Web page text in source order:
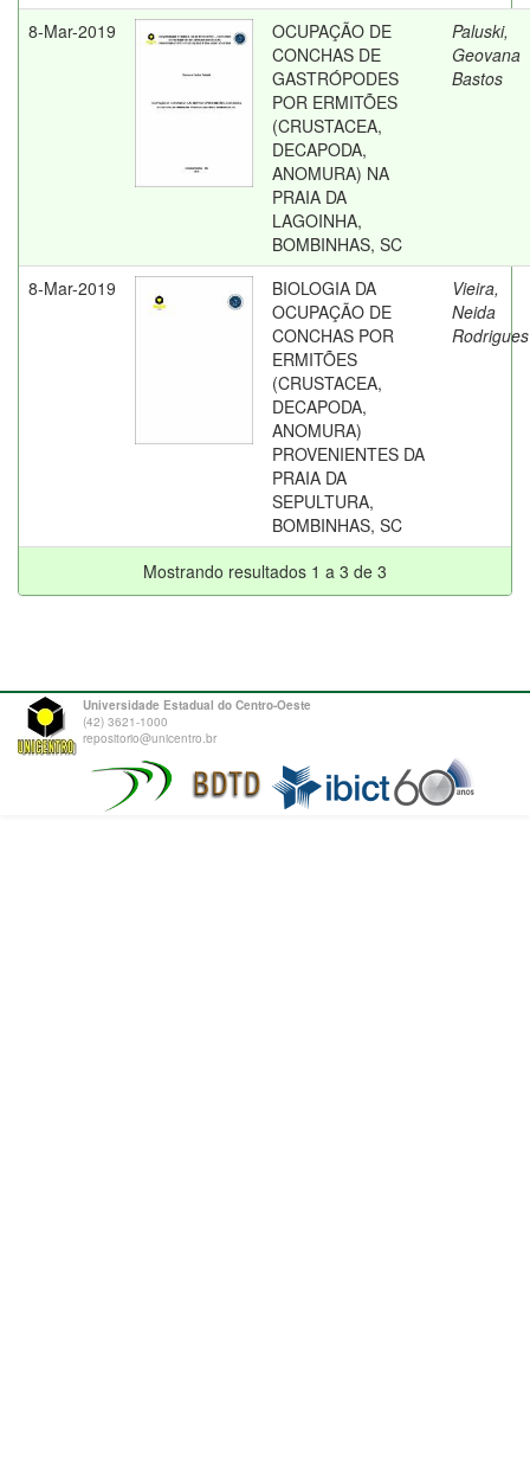
8-Mar-2019
OCUPAÇÃO DE
CONCHAS DE
GASTRÓPODES
POR ERMITÕES
(CRUSTACEA,
DECAPODA,
ANOMURA) NA
PRAIA DA
LAGOINHA,
BOMBINHAS, SC
Paluski,
Geovana
Bastos
8-Mar-2019
BIOLOGIA DA
OCUPAÇÃO DE
CONCHAS POR
ERMITÕES
(CRUSTACEA,
DECAPODA,
ANOMURA)
PROVENIENTES DA
PRAIA DA
SEPULTURA,
BOMBINHAS, SC
Vieira,
Neida
Rodrigues
Mostrando resultados 1 a 3 de 3
Universidade Estadual do Centro-Oeste
(42) 3621-1000
repositorio@unicentro.br